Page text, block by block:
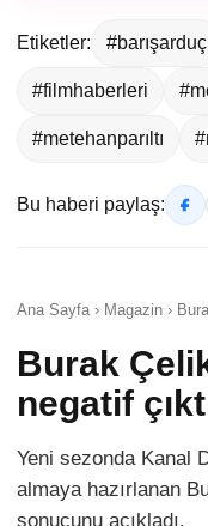
Etiketler: #barışarduç
#filmhaberleri
#metehanparıltı
Bu haberi paylaş:
Ana Sayfa › Magazin ›
Burak
negatif
Yeni sezonda Kanal
almaya hazırlanan
sonucunu açıkladı.